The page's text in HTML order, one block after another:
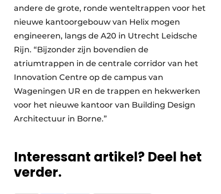
andere de grote, ronde wenteltrappen voor het
nieuwe kantoorgebouw van Helix mogen
engineeren, langs de A20 in Utrecht Leidsche
Rijn. “Bijzonder zijn bovendien de
atriumtrappen in de centrale corridor van het
Innovation Centre op de campus van
Wageningen UR en de trappen en hekwerken
voor het nieuwe kantoor van Building Design
Architectuur in Borne.”
Interessant artikel? Deel het
verder.